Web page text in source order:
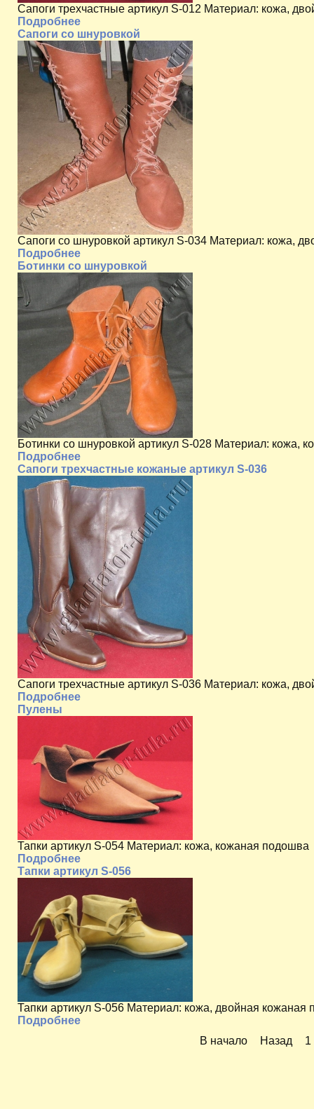
Сапоги трехчастные артикул S-012 Материал: кожа,
Подробнее
Сапоги со шнуровкой
Сапоги со шнуровкой артикул S-034 Материал: кожа,
Подробнее
Ботинки со шнуровкой
Ботинки со шнуровкой артикул S-028 Материал: кожа,
Подробнее
Сапоги трехчастные кожаные артикул S-036
Сапоги трехчастные артикул S-036 Материал: кожа,
Подробнее
Пулены
Тапки артикул S-054 Материал: кожа, кожаная подошва
Подробнее
Тапки артикул S-056
Тапки артикул S-056 Материал: кожа, двойная кожаная
Подробнее
В начало
Назад 1